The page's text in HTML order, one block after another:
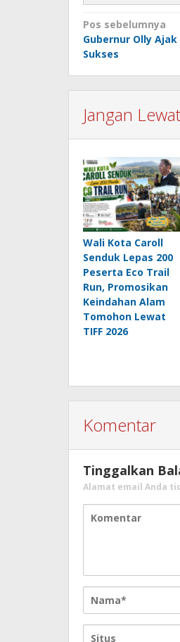
Navigasi
pos
Pos sebelumnya
Gubernur Olly
Sukses
Jangan
Wali Kota Caroll
Senduk Lepas 200
Peserta Eco Trail
Run, Promosikan
Keindahan Alam
Tomohon Lewat
TIFF 2026
Komentar
Tinggalkan
Alamat email Anda